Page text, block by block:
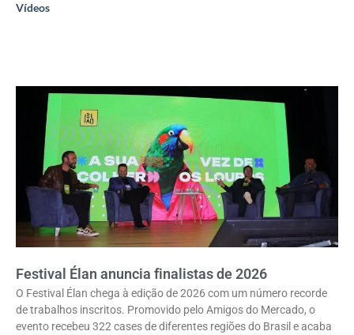
Vídeos
Festival Élan anuncia finalistas de 2026
O Festival Élan chega à edição de 2026 com um número recorde
de trabalhos inscritos. Promovido pelo Amigos do Mercado, o
evento recebeu 322 cases de diferentes regiões do Brasil e acaba